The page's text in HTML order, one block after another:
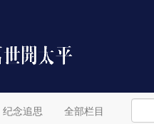
纪念追思 全部栏目